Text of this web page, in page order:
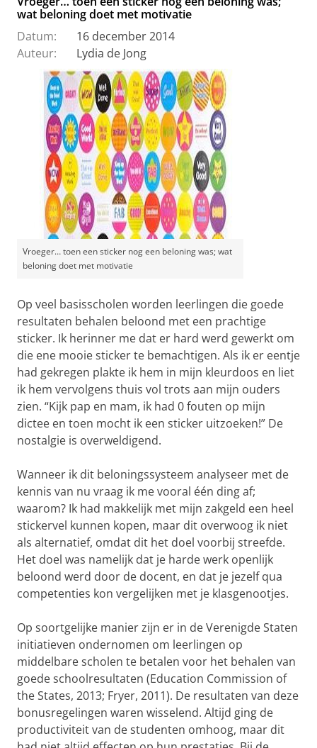
wat beloning doet met motivatie
Datum:
16 december 2014
Auteur:
Lydia de Jong
Vroeger… toen een sticker nog een beloning was; wat
beloning doet met motivatie
Op veel basisscholen worden leerlingen die goede
resultaten behalen beloond met een prachtige
sticker. Ik herinner me dat er hard werd gewerkt om
die ene mooie sticker te bemachtigen. Als ik er eentje
had gekregen plakte ik hem in mijn kleurdoos en liet
ik hem vervolgens thuis vol trots aan mijn ouders
zien. “Kijk pap en mam, ik had 0 fouten op mijn
dictee en toen mocht ik een sticker uitzoeken!” De
nostalgie is overweldigend.
Wanneer ik dit beloningssysteem analyseer met de
kennis van nu vraag ik me vooral één ding af;
waarom? Ik had makkelijk met mijn zakgeld een heel
stickervel kunnen kopen, maar dit overwoog ik niet
als alternatief, omdat dit het doel voorbij streefde.
Het doel was namelijk dat je harde werk openlijk
beloond werd door de docent, en dat je jezelf qua
competenties kon vergelijken met je klasgenootjes.
Op soortgelijke manier zijn er in de Verenigde Staten
initiatieven ondernomen om leerlingen op
middelbare scholen te betalen voor het behalen van
goede schoolresultaten (Education Commission of
the States, 2013; Fryer, 2011). De resultaten van deze
bonusregelingen waren wisselend. Altijd ging de
productiviteit van de studenten omhoog, maar dit